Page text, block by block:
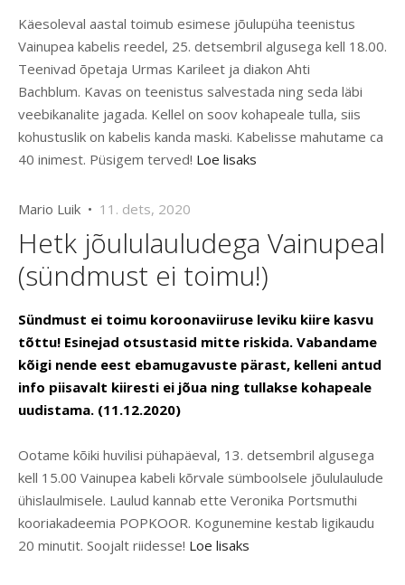
Käesoleval aastal toimub esimese jõulupüha teenistus
Vainupea kabelis reedel, 25. detsembril algusega kell 18.00.
Teenivad õpetaja Urmas Karileet ja diakon Ahti
Bachblum. Kavas on teenistus salvestada ning seda läbi
veebikanalite jagada. Kellel on soov kohapeale tulla, siis
kohustuslik on kabelis kanda maski. Kabelisse mahutame ca
40 inimest. Püsigem terved! Loe lisaks
Mario Luik • 11. dets, 2020
Hetk jõululauludega Vainupeal
(sündmust ei toimu!)
Sündmust ei toimu koroonaviiruse leviku kiire kasvu
tõttu! Esinejad otsustasid mitte riskida. Vabandame
kõigi nende eest ebamugavuste pärast, kelleni antud
info piisavalt kiiresti ei jõua ning tullakse kohapeale
uudistama. (11.12.2020)
Ootame kõiki huvilisi pühapäeval, 13. detsembril algusega
kell 15.00 Vainupea kabeli kõrvale sümboolsele jõululaulude
ühislaulmisele. Laulud kannab ette Veronika Portsmuthi
kooriakadeemia POPKOOR. Kogunemine kestab ligikaudu
20 minutit. Soojalt riidesse! Loe lisaks